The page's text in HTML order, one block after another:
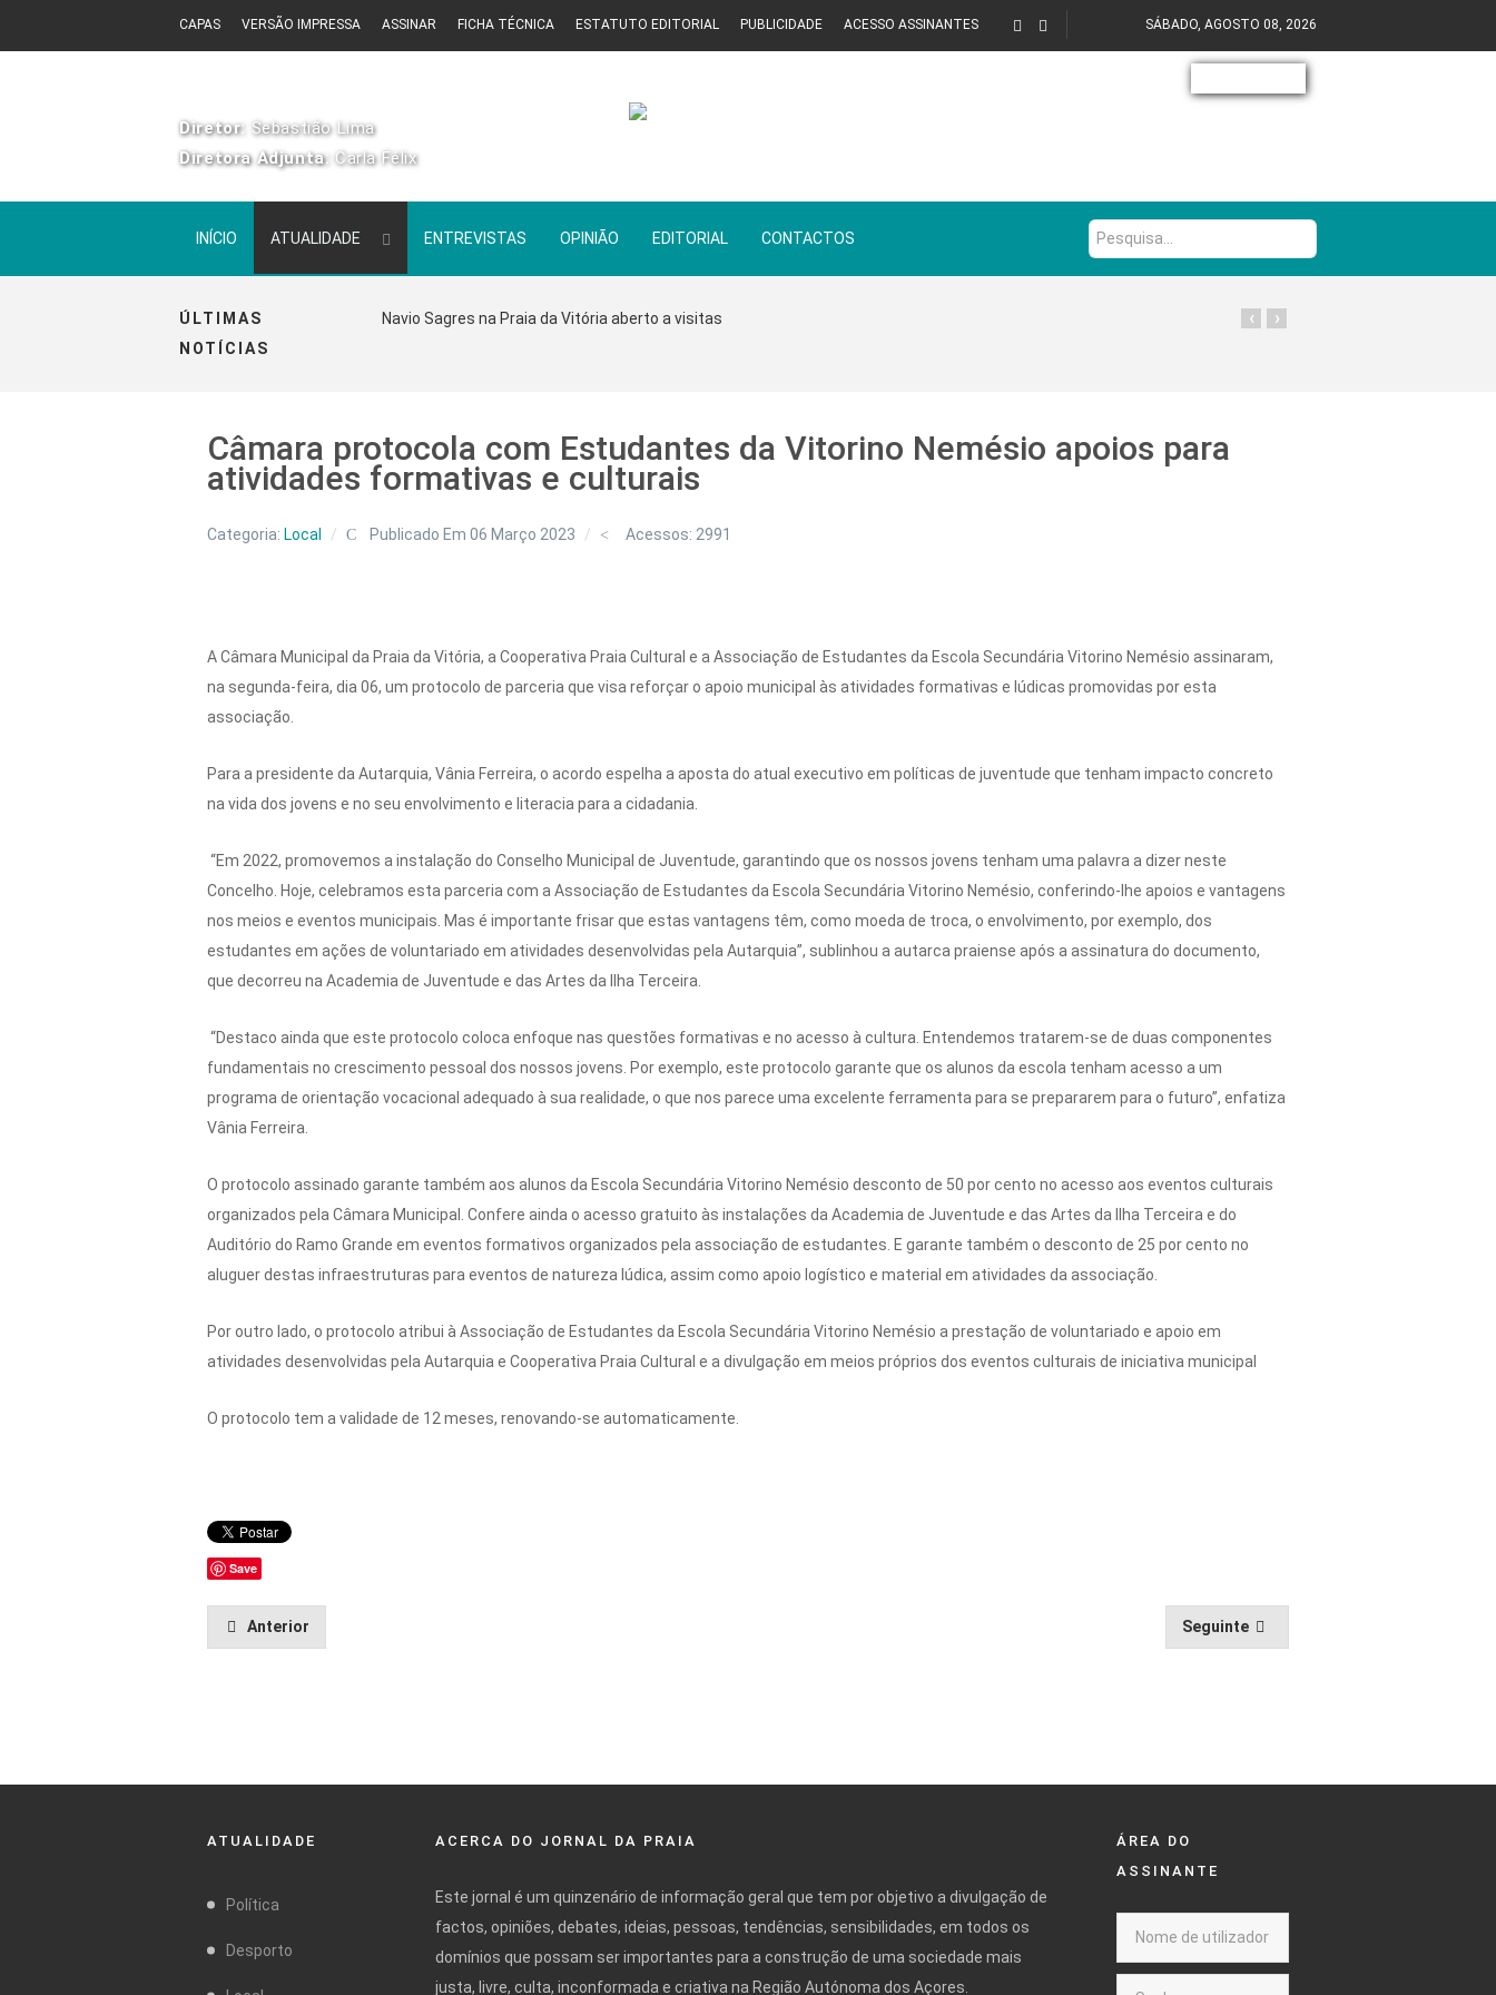
CAPAS VERSÃO IMPRESSA ASSINAR FICHA TÉCNICA ESTATUTO EDITORIAL PUBLICIDADE ACESSO ASSINANTES SÁBADO, AGOSTO 08, 2026
Diretor: Sebastião Lima
Diretora Adjunta:Carla Félix
INÍCIO ATUALIDADE ENTREVISTAS OPINIÃO EDITORIAL CONTACTOS Pesquisa...
ÚLTIMAS
NOTÍCIAS
Navio Sagres na Praia da Vitória aberto a visitas ›
‹
Câmara protocola com Estudantes da Vitorino Nemésio apoios para
atividades formativas e culturais
Categoria: Local Publicado Em 06 Março 2023 Acessos: 2991
A Câmara Municipal da Praia da Vitória, a Cooperativa Praia Cultural e a Associação de Estudantes da Escola Secundária Vitorino Nemésio assinaram,
na segunda-feira, dia 06, um protocolo de parceria que visa reforçar o apoio municipal às atividades formativas e lúdicas promovidas por esta
associação.
Para a presidente da Autarquia, Vânia Ferreira, o acordo espelha a aposta do atual executivo em políticas de juventude que tenham impacto concreto
na vida dos jovens e no seu envolvimento e literacia para a cidadania.
“Em 2022, promovemos a instalação do Conselho Municipal de Juventude, garantindo que os nossos jovens tenham uma palavra a dizer neste
Concelho. Hoje, celebramos esta parceria com a Associação de Estudantes da Escola Secundária Vitorino Nemésio, conferindo-lhe apoios e vantagens
nos meios e eventos municipais. Mas é importante frisar que estas vantagens têm, como moeda de troca, o envolvimento, por exemplo, dos
estudantes em ações de voluntariado em atividades desenvolvidas pela Autarquia”, sublinhou a autarca praiense após a assinatura do documento,
que decorreu na Academia de Juventude e das Artes da Ilha Terceira.
“Destaco ainda que este protocolo coloca enfoque nas questões formativas e no acesso à cultura. Entendemos tratarem-se de duas componentes
fundamentais no crescimento pessoal dos nossos jovens. Por exemplo, este protocolo garante que os alunos da escola tenham acesso a um
programa de orientação vocacional adequado à sua realidade, o que nos parece uma excelente ferramenta para se prepararem para o futuro”, enfatiza
Vânia Ferreira.
O protocolo assinado garante também aos alunos da Escola Secundária Vitorino Nemésio desconto de 50 por cento no acesso aos eventos culturais
organizados pela Câmara Municipal. Confere ainda o acesso gratuito às instalações da Academia de Juventude e das Artes da Ilha Terceira e do
Auditório do Ramo Grande em eventos formativos organizados pela associação de estudantes. E garante também o desconto de 25 por cento no
aluguer destas infraestruturas para eventos de natureza lúdica, assim como apoio logístico e material em atividades da associação.
Por outro lado, o protocolo atribui à Associação de Estudantes da Escola Secundária Vitorino Nemésio a prestação de voluntariado e apoio em
atividades desenvolvidas pela Autarquia e Cooperativa Praia Cultural e a divulgação em meios próprios dos eventos culturais de iniciativa municipal
O protocolo tem a validade de 12 meses, renovando-se automaticamente.
Save
Anterior Seguinte
ATUALIDADE
Política
Desporto
ACERCA DO JORNAL DA PRAIA
Este jornal é um quinzenário de informação geral que tem por objetivo a divulgação de
factos, opiniões, debates, ideias, pessoas, tendências, sensibilidades, em todos os
domínios que possam ser importantes para a construção de uma sociedade mais
justa, livre, culta, inconformada e criativa na Região Autónoma dos Açores.
ÁREA DO
ASSINANTE